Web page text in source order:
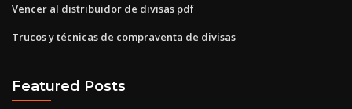
Vencer al distribuidor de divisas pdf
Trucos y técnicas de compraventa de divisas
Featured Posts